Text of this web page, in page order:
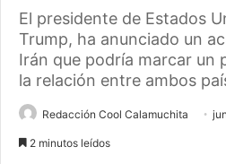
El presidente de Estados
Trump, ha anunciado un
Irán que podría marcar un
la relación entre ambos
Redacción Cool Calamuchita
2 minutos leídos